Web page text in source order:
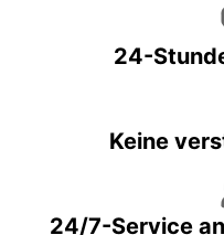
24-
Keine
24/7-Service